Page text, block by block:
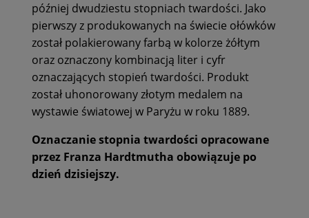
później dwudziestu stopniach twardości. Jako
pierwszy z produkowanych na świecie ołówków
został polakierowany farbą w kolorze żółtym
oraz oznaczony kombinacją liter i cyfr
oznaczających stopień twardości. Produkt
został uhonorowany złotym medalem na
wystawie światowej w Paryżu w roku 1889.
Oznaczanie stopnia twardości opracowane
przez Franza Hardtmutha obowiązuje po
dzień dzisiejszy.